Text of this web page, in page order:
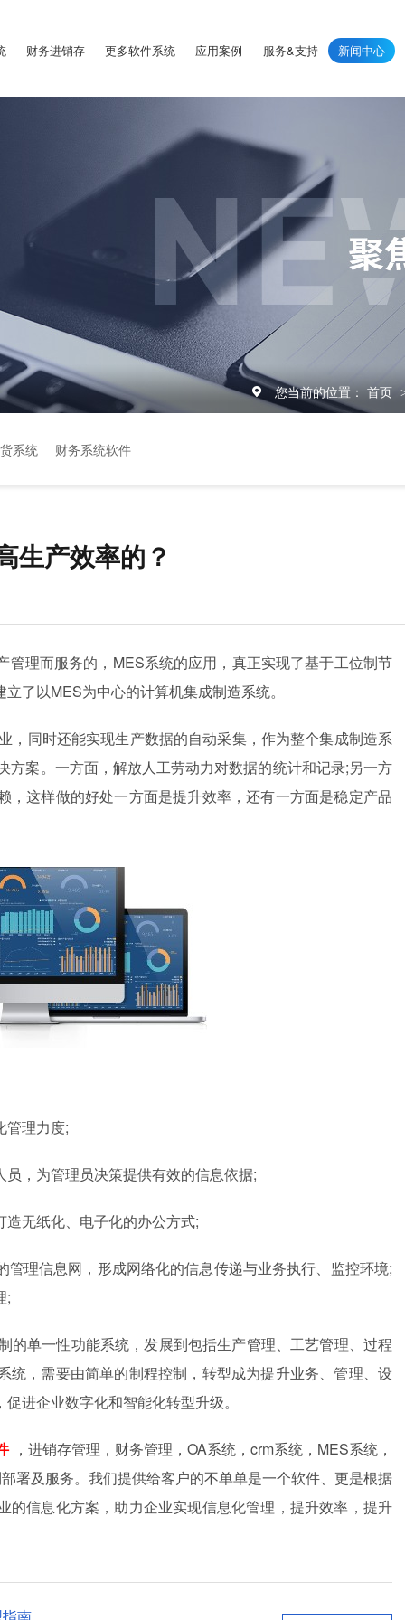
财务进销存 更多软件系统 应用案例 服务&支持 新闻中心
您当前的位置： 首页
系统 财务系统软件
生产效率的？
理而服务的，MES系统的应用，真正实现了基于工位制节
了以MES为中心的计算机集成制造系统。
，同时还能实现生产数据的自动采集，作为整个集成制造系
案。一方面，解放人工劳动力对数据的统计和记录;另一方
这样做的好处一方面是提升效率，还有一方面是稳定产品
管理力度;
，为管理员决策提供有效的信息依据;
无纸化、电子化的办公方式;
理信息网，形成网络化的信息传递与业务执行、监控环境;
;
的单一性功能系统，发展到包括生产管理、工艺管理、过程
，需要由简单的制程控制，转型成为提升业务、管理、设
进企业数字化和智能化转型升级。
，进销存管理，财务管理，OA系统，crm系统，MES系统，
署及服务。我们提供给客户的不单单是一个软件、更是根据
信息化方案，助力企业实现信息化管理，提升效率，提升